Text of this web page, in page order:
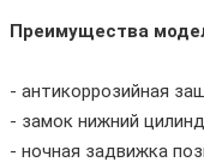
Преимущества
- антикоррозийная
- замок нижний
- ночная задвижка